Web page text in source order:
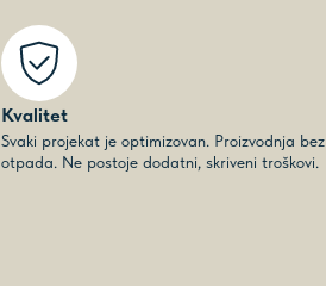
Kvalitet
Svaki projekat je optimizovan. Proizvodnja bez
otpada. Ne postoje dodatni, skriveni troškovi.